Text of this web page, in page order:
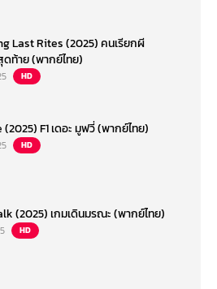
Last Rites (2025) คนเรียกผี
ท้าย (พากย์ไทย)
HD
(2025) F1 เดอะ มูฟวี่ (พากย์ไทย)
HD
(2025) เกมเดินมรณะ (พากย์ไทย)
HD